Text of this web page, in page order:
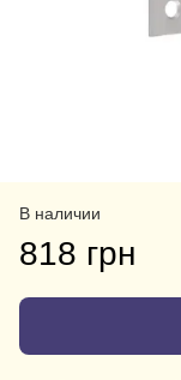
В наличии
818 грн